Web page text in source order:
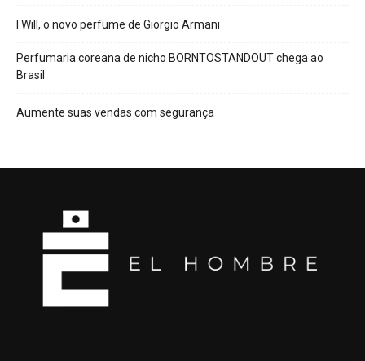
I Will, o novo perfume de Giorgio Armani
Perfumaria coreana de nicho BORNTOSTANDOUT chega ao
Brasil
Aumente suas vendas com segurança